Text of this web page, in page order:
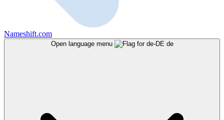
Nameshift.com
Open language menu de